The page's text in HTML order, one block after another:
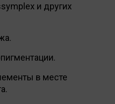
и других
в месте